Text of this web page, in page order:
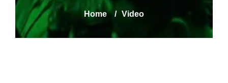
Home / Video